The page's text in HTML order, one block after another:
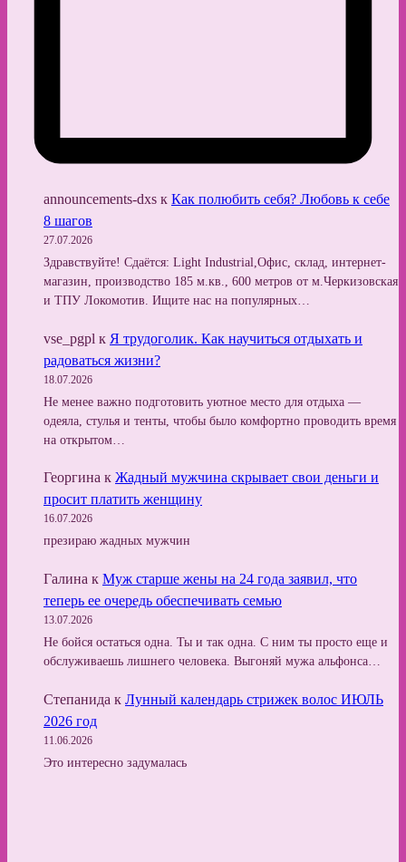
announcements-dxs к Как полюбить себя? Любовь к себе
8 шагов
27.07.2026
Здравствуйте! Сдаётся: Light Industrial,Офис, склад, интернет-
магазин, производство 185 м.кв., 600 метров от м.Черкизовская
и ТПУ Локомотив. Ищите нас на популярных…
vse_pgpl к Я трудоголик. Как научиться отдыхать и
радоваться жизни?
18.07.2026
Не менее важно подготовить уютное место для отдыха —
одеяла, стулья и тенты, чтобы было комфортно проводить время
на открытом…
Георгина к Жадный мужчина скрывает свои деньги и
просит платить женщину
16.07.2026
презираю жадных мужчин
Галина к Муж старше жены на 24 года заявил, что
теперь ее очередь обеспечивать семью
13.07.2026
Не бойся остаться одна. Ты и так одна. С ним ты просто еще и
обслуживаешь лишнего человека. Выгоняй мужа альфонса…
Степанида к Лунный календарь стрижек волос ИЮЛЬ
2026 год
11.06.2026
Это интересно задумалась